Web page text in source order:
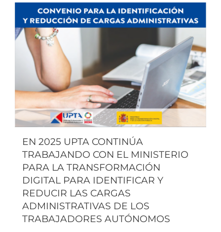
EN 2025 UPTA CONTINÚA
TRABAJANDO CON EL MINISTERIO
PARA LA TRANSFORMACIÓN
DIGITAL PARA IDENTIFICAR Y
REDUCIR LAS CARGAS
ADMINISTRATIVAS DE LOS
TRABAJADORES AUTÓNOMOS